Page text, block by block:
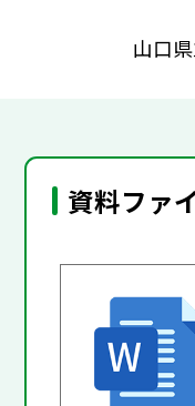
山口
資料ファ